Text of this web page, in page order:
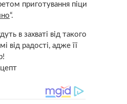
приготування піци
“.
в захваті від такого
від радості, адже її